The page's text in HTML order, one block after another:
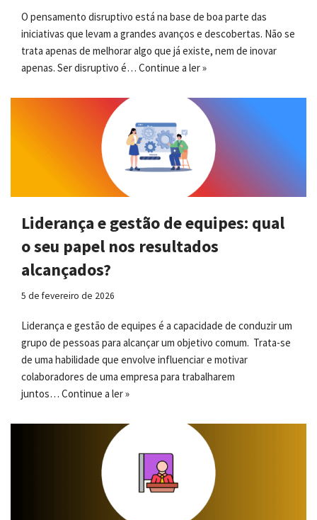
O pensamento disruptivo está na base de boa parte das
iniciativas que levam a grandes avanços e descobertas. Não se
trata apenas de melhorar algo que já existe, nem de inovar
apenas. Ser disruptivo é… Continue a ler »
Liderança e gestão de equipes: qual
o seu papel nos resultados
alcançados?
5 de fevereiro de 2026
Liderança e gestão de equipes é a capacidade de conduzir um
grupo de pessoas para alcançar um objetivo comum. Trata-se
de uma habilidade que envolve influenciar e motivar
colaboradores de uma empresa para trabalharem
juntos… Continue a ler »